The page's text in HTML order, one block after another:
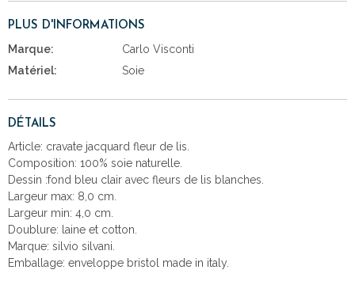
PLUS D'INFORMATIONS
Marque:
Carlo Visconti
Matériel:
Soie
DÉTAILS
Article: cravate jacquard fleur de lis.
Composition: 100% soie naturelle.
Dessin :fond bleu clair avec fleurs de lis blanches.
Largeur max: 8,0 cm.
Largeur min: 4,0 cm.
Doublure: laine et cotton.
Marque: silvio silvani.
Emballage: enveloppe bristol made in italy.